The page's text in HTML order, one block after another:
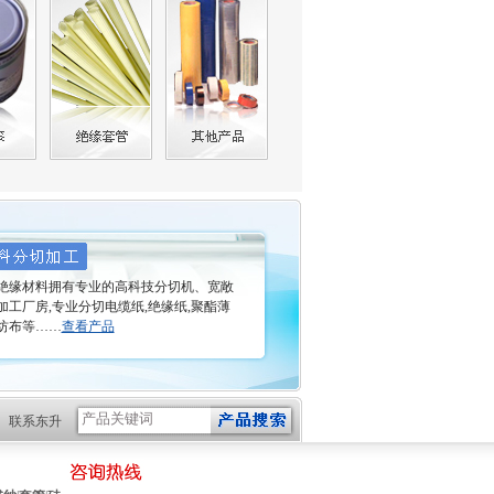
材料拥有专业的高科技分切机、宽敞
工厂房,专业分切电缆纸,绝缘纸,聚酯薄
布等……查看产品
联系东升